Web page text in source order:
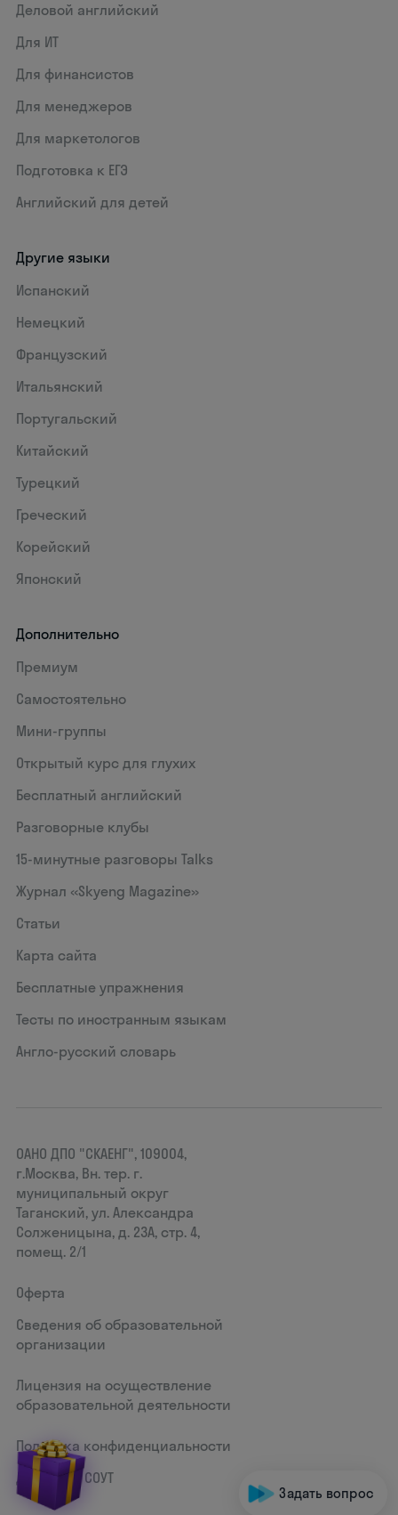
Деловой английский
Для ИТ
Для финансистов
Для менеджеров
Для маркетологов
Подготовка к ЕГЭ
Английский для детей
Другие языки
Испанский
Немецкий
Французский
Итальянский
Португальский
Китайский
Турецкий
Греческий
Корейский
Японский
Дополнительно
Премиум
Самостоятельно
Мини-группы
Открытый курс для глухих
Бесплатный английский
Разговорные клубы
15‑минутные разговоры Talks
Журнал «Skyeng Magazine»
Статьи
Карта сайта
Бесплатные упражнения
Тесты по иностранным языкам
Англо-русский словарь
ОАНО ДПО "СКАЕНГ", 109004,
г.Москва, Вн. тер. г.
муниципальный округ
Таганский, ул. Александра
Солженицына, д. 23А, стр. 4,
помещ. 2/1
Оферта
Сведения об образовательной
организации
Лицензия на осуществление
образовательной деятельности
Политика конфиденциальности
Документ СОУТ
Задать вопрос